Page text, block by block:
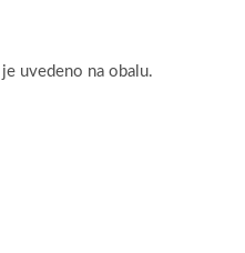
je uvedeno na obalu.